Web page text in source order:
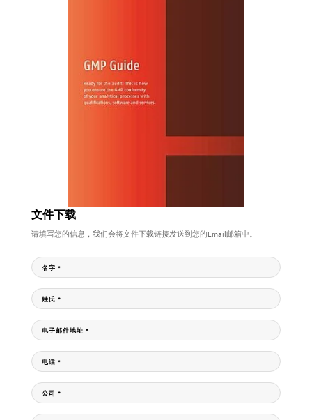
文件下载
请填写您的信息，我们会将文件下载链接发送到您的Email邮箱中。
名字 *
姓氏 *
电子邮件地址 *
电话 *
公司 *